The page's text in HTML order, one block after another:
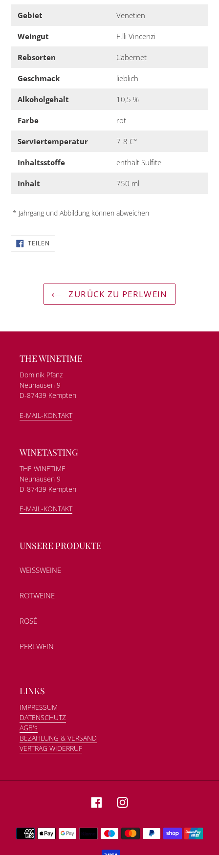
Gebiet Venetien
Weingut F.lli Vincenzi
Rebsorten Cabernet
Geschmack lieblich
Alkoholgehalt 10,5 %
Farbe rot
Serviertemperatur 7-8 C°
Inhaltsstoffe enthält Sulfite
Inhalt 750 ml
* Jahrgang und Abbildung können abweichen
TEILEN
ZURÜCK ZU PERLWEIN
THE WINETIME
Dominik Pfanz
Neuhausen 9
D-87439 Kempten
E-MAIL-KONTAKT
WINETASTING
THE WINETIME
Neuhausen 9
D-87439 Kempten
E-MAIL-KONTAKT
UNSERE PRODUKTE
WEISSWEINE
ROTWEINE
ROSÉ
PERLWEIN
LINKS
IMPRESSUM
DATENSCHUTZ
AGB's
BEZAHLUNG & VERSAND
VERTRAG WIDERRUF
FacebookInstagram
Zahlungsmethoden